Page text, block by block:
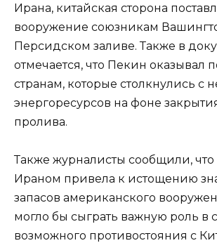
Ирана, китайская сторона
вооружение союзникам
Персидском заливе. Также в
отмечается, что Пекин оказывал
странам, которые столкнулись с
энергоресурсов на фоне
пролива.
Также журналисты сообщили, что
Ираном привела к истощению
запасов американского
могло бы сыграть важную роль в
возможного противостояния с